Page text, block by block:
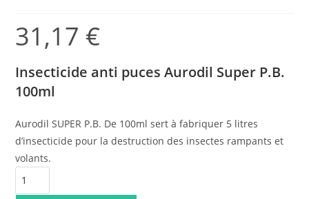
31,17 €
Insecticide anti puces Aurodil Super P.B.
100ml
Aurodil SUPER P.B. De 100ml sert à fabriquer 5 litres
d’insecticide pour la destruction des insectes rampants et
volants.
quantité
de